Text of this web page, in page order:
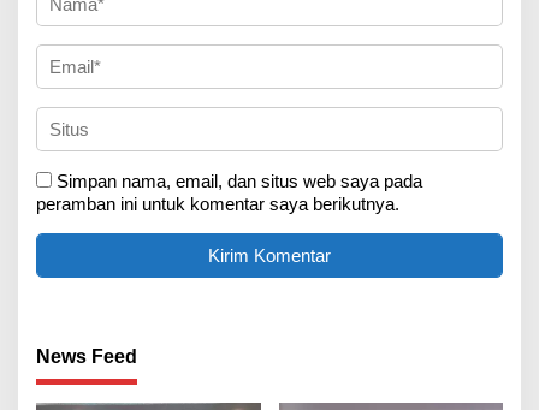
Simpan nama, email, dan situs web saya pada
peramban ini untuk komentar saya berikutnya.
News Feed